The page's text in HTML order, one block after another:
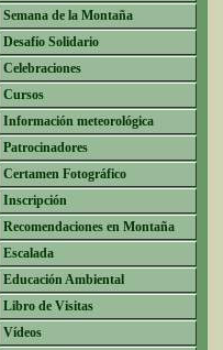
Semana de la Montaña
Desafío Solidario
Celebraciones
Cursos
Información meteorológica
Patrocinadores
Certamen Fotográfico
Inscripción
Recomendaciones en Montaña
Escalada
Educación Ambiental
Libro de Visitas
Vídeos